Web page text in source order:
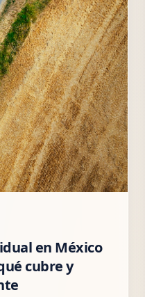
en México
cubre y